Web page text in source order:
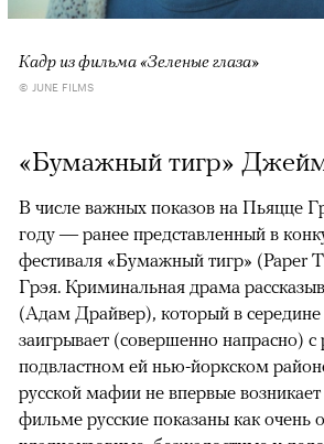
Кадр из фильма «Зеленые глаза»
© JUNE FILMS
«Бумажный тигр»
В числе важных показов на Пьяцце
году — ранее представленный в
фестиваля «Бумажный тигр» (Paper
Грэя. Криминальная драма
(Адам Драйвер), который в середине
заигрывает (совершенно напрасно)
подвластном ей нью-йоркском
русской мафии не впервые
фильме русские показаны как очень